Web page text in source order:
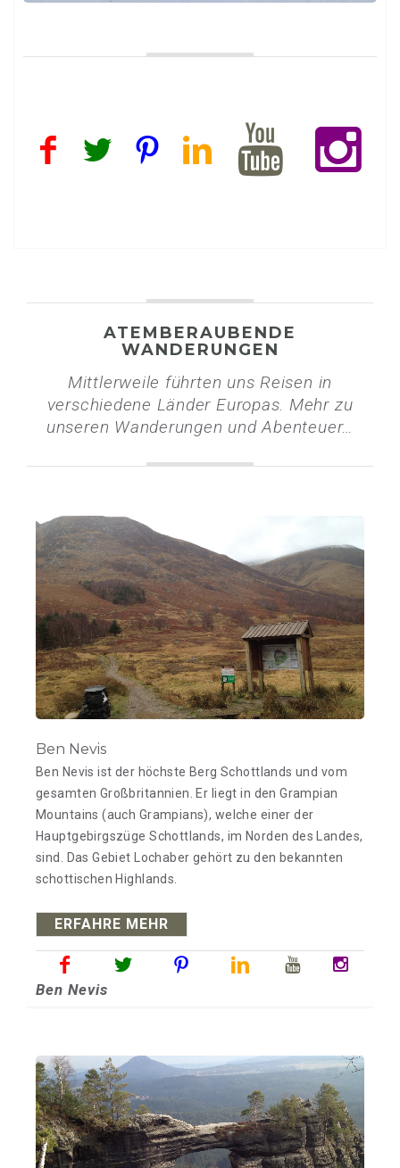
ATEMBERAUBENDE
WANDERUNGEN
Mittlerweile führten uns Reisen in
verschiedene Länder Europas. Mehr zu
unseren Wanderungen und Abenteuer…
Ben Nevis
Ben Nevis ist der höchste Berg Schottlands und vom
gesamten Großbritannien. Er liegt in den Grampian
Mountains (auch Grampians), welche einer der
Hauptgebirgszüge Schottlands, im Norden des Landes,
sind. Das Gebiet Lochaber gehört zu den bekannten
schottischen Highlands.
ERFAHRE MEHR
Ben Nevis